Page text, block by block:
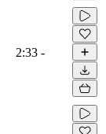
2:33 -